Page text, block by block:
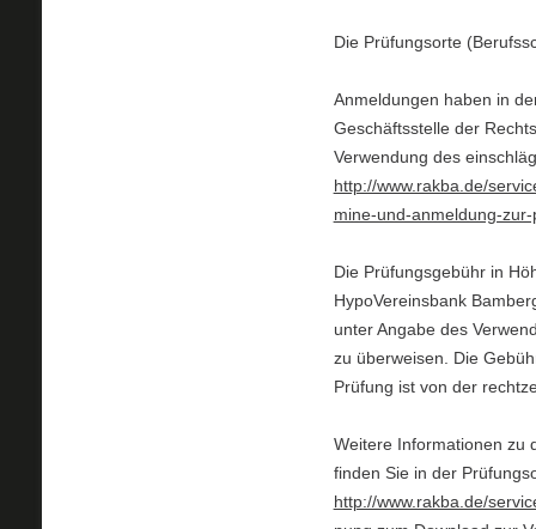
Die Prüfungsorte
Anmeldungen haben in
Geschäftsstelle der
Verwendung des
http://www.rakba.de/
mine-und-anmeldung-
Die Prüfungsgebühr in
HypoVereinsbank
unter Angabe des
zu überweisen. Die
Prüfung ist von der
Weitere Informationen zu
finden Sie in der
http://www.rakba.de/